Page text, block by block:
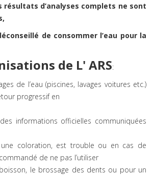
d’analyses complets ne sont
de consommer l’eau pour la
de L' ARS:
de l’eau (piscines, lavages voitures etc.)
progressif en
informations officielles communiquées
une coloration, est trouble ou en cas de
de ne pas l’utiliser
le brossage des dents ou pour un